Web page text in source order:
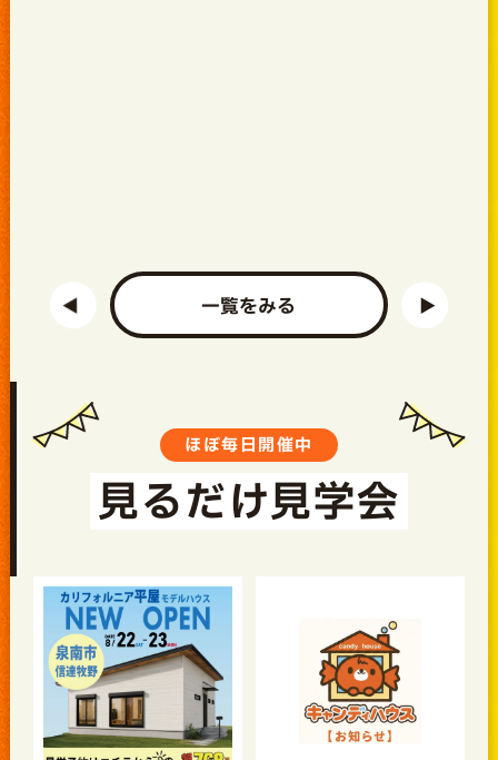
一覧をみる
ほぼ毎日開催中
見るだけ見学会